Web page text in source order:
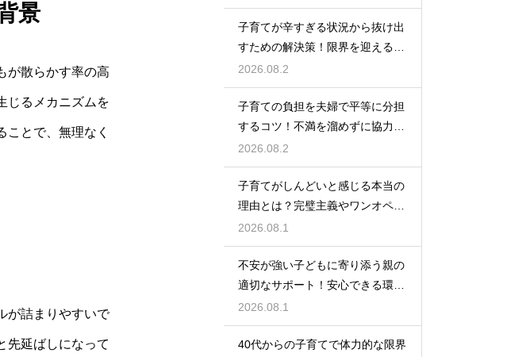
景
が散らかす率の高
じるメカニズムを
とで、無理なく
が詰まりやすいで
先延ばしになって
取り戻すための方法
子育てが辛すぎる状況から抜け出
すための解決策！限界を迎える前
に試してほしいストレス解消法と
頼れるサポート
2026.08.2
子育ての負担を夫婦で平等に分担
するコツ！不満を溜めずに協力し
て育児を乗り切るための上手なコ
ミュニケーション
2026.08.2
子育てがしんどいと感じる本当の
理由とは？完璧主義やワンオペの
負担を手放して自分らしく育児を
楽しむためのヒント
2026.08.1
不安が強い子どもに寄り添う親の
適切なサポート！安心できる環境
を作って自己肯定感を高め自立心
を育むための接し方
2026.08.1
40代からの子育てで体力的な限界